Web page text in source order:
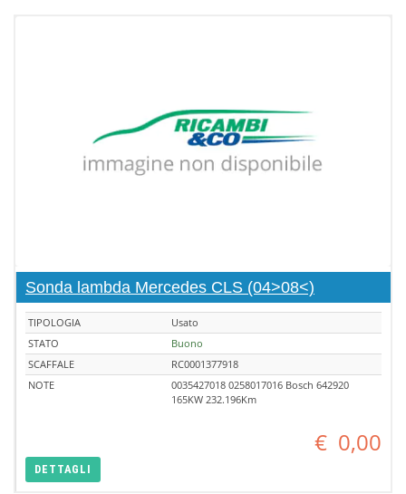
Sonda lambda Mercedes CLS (04>08<)
TIPOLOGIA
Usato
STATO
Buono
SCAFFALE
RC0001377918
NOTE
0035427018 0258017016 Bosch 642920
165KW 232.196Km
€ 0,00
DETTAGLI